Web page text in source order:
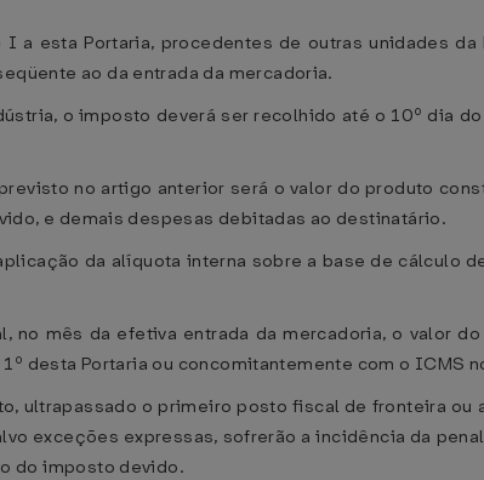
a esta Portaria, procedentes de outras unidades
ao da entrada da mercadoria.
o imposto deverá ser recolhido até o 10º dia
no artigo anterior será o valor do produto
e demais despesas debitadas ao destinatário.
da alíquota interna sobre a base de cálculo
mês da efetiva entrada da mercadoria, o valor
desta Portaria ou concomitantemente com o ICMS
ultrapassado o primeiro posto fiscal de fronteira
exceções expressas, sofrerão a incidência da
do imposto devido.